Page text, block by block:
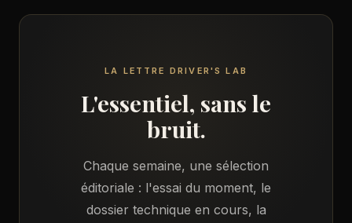
LA LETTRE DRIVER'S LAB
L'essentiel, sans le
bruit.
Chaque semaine, une sélection
éditoriale : l'essai du moment, le
dossier technique en cours, la